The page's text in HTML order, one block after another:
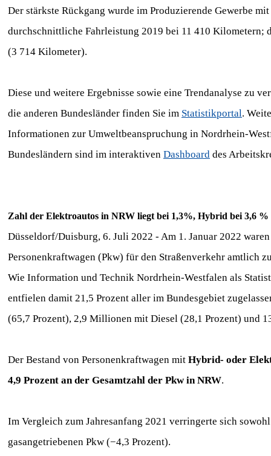
Der stärkste Rückgang wurde im Produzierende Gewerbe
durchschnittliche Fahrleistung 2019 bei 11 410 Kilometern;
(3 714 Kilometer).
Diese und weitere Ergebnisse sowie eine Trendanalyse zu
die anderen Bundesländer finden Sie im Statistikportal.
Informationen zur Umweltbeanspruchung in Nordrhein-
Bundesländern sind im interaktiven Dashboard des
Zahl der Elektroautos in NRW liegt bei 1,3%, Hybrid bei 3,6 %
Düsseldorf/Duisburg, 6. Juli 2022 - Am 1. Januar 2022
Personenkraftwagen (Pkw) für den Straßenverkehr amtlich
Wie Information und Technik Nordrhein-Westfalen als
entfielen damit 21,5 Prozent aller im Bundesgebiet
(65,7 Prozent), 2,9 Millionen mit Diesel (28,1 Prozent) und
Der Bestand von Personenkraftwagen mit Hybrid- oder
4,9 Prozent an der Gesamtzahl der Pkw in NRW.
Im Vergleich zum Jahresanfang 2021 verringerte sich
gasangetriebenen Pkw (−4,3 Prozent).